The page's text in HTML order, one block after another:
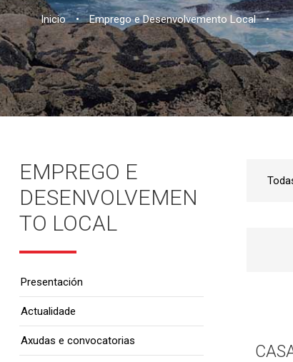
Inicio • Emprego e Desenvolvemento Local •
EMPREGO E
DESENVOLVEMEN
TO LOCAL
Presentación
Actualidade
Axudas e convocatorias